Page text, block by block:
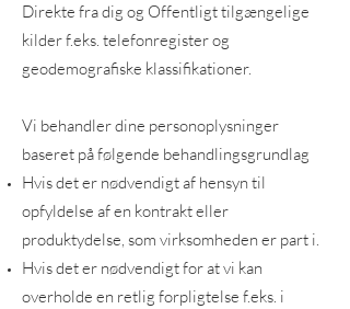
Direkte fra dig og Offentligt tilgængelige
kilder f.eks. telefonregister og
geodemografiske klassifikationer.
Vi behandler dine personoplysninger
baseret på følgende behandlingsgrundlag
Hvis det er nødvendigt af hensyn til
opfyldelse af en kontrakt eller
produktydelse, som virksomheden er part i.
Hvis det er nødvendigt for at vi kan
overholde en retlig forpligtelse f.eks. i